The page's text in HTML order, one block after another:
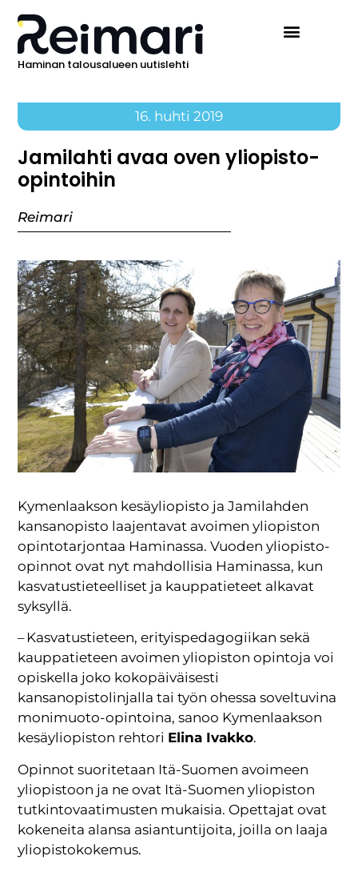
Haminan talousalueen uutislehti
16. huhti 2019
Jamilahti avaa oven yliopisto-
opintoihin
Reimari
Kymenlaakson kesäyliopisto ja Jamilahden
kansanopisto laajentavat avoimen yliopiston
opintotarjontaa Haminassa. Vuoden yliopisto-
opinnot ovat nyt mahdollisia Haminassa, kun
kasvatustieteelliset ja kauppatieteet alkavat
syksyllä.
– Kasvatustieteen, erityispedagogiikan sekä
kauppatieteen avoimen yliopiston opintoja voi
opiskella joko kokopäiväisesti
kansanopistolinjalla tai työn ohessa soveltuvina
monimuoto-opintoina, sanoo Kymenlaakson
kesäyliopiston rehtori Elina Ivakko.
Opinnot suoritetaan Itä-Suomen avoimeen
yliopistoon ja ne ovat Itä-Suomen yliopiston
tutkintovaatimusten mukaisia. Opettajat ovat
kokeneita alansa asiantuntijoita, joilla on laaja
yliopistokokemus.